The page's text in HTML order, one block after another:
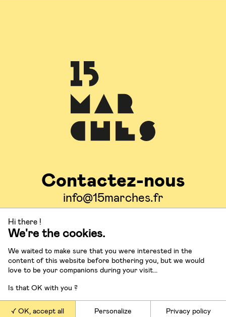
Contactez-nous
info@15marches.fr
Suivez-nous
Nos offres
Hi there !
We're the cookies.
We waited to make sure that you were interested in the
content of this website before bothering you, but we would
love to be your companions during your visit...
Is that OK with you ?
OK, accept all Personalize Privacy policy